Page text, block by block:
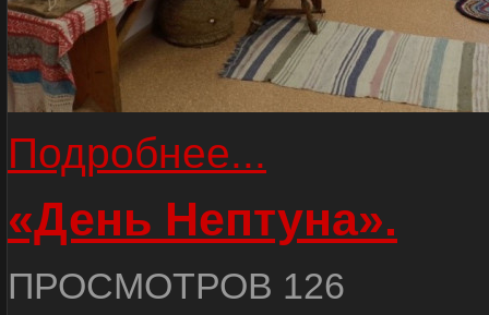
Подробнее...
«День Нептуна».
ПРОСМОТРОВ 126